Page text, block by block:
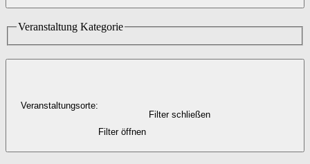
Veranstaltung Kategorie
Veranstaltungsorte:
Filter öffnen
Filter schließen